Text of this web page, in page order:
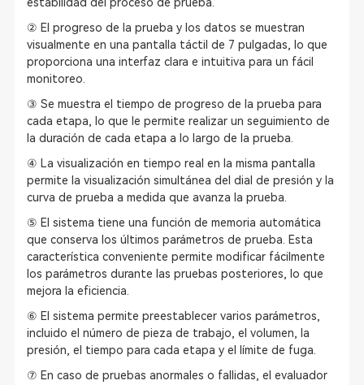
② El progreso de la prueba y los datos se muestran
visualmente en una pantalla táctil de 7 pulgadas, lo que
proporciona una interfaz clara e intuitiva para un fácil
monitoreo.
③ Se muestra el tiempo de progreso de la prueba para
cada etapa, lo que le permite realizar un seguimiento de
la duración de cada etapa a lo largo de la prueba.
④ La visualización en tiempo real en la misma pantalla
permite la visualización simultánea del dial de presión y la
curva de prueba a medida que avanza la prueba.
⑤ El sistema tiene una función de memoria automática
que conserva los últimos parámetros de prueba. Esta
característica conveniente permite modificar fácilmente
los parámetros durante las pruebas posteriores, lo que
mejora la eficiencia.
⑥ El sistema permite preestablecer varios parámetros,
incluido el número de pieza de trabajo, el volumen, la
presión, el tiempo para cada etapa y el límite de fuga.
⑦ En caso de pruebas anormales o fallidas, el evaluador